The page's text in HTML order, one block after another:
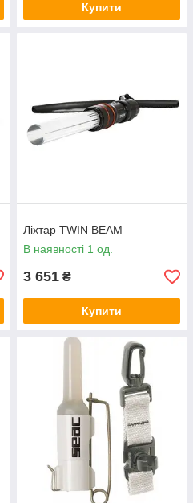
Купити
Ліхтар TWIN BEAM
В наявності 1 од.
3 651 ₴
Купити